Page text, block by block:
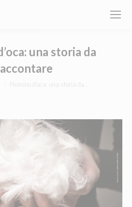
una storia da
Piumino d’oca: una storia da…